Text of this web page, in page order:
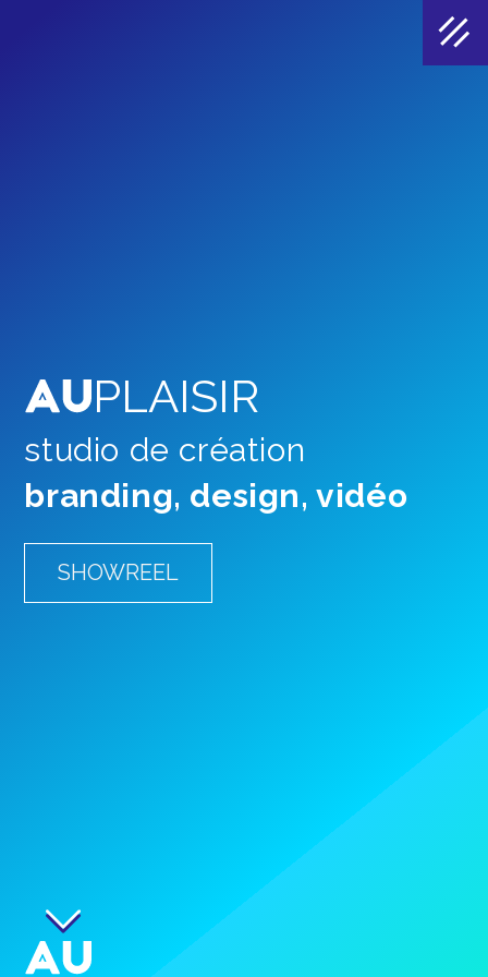
PLAISIR
studio de création
branding, design, vidéo
SHOWREEL